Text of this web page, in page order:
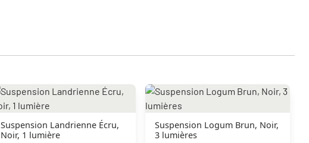
Suspension Landrienne Écru,
Noir, 1 lumière
Suspension Logum Brun, Noir,
3 lumières